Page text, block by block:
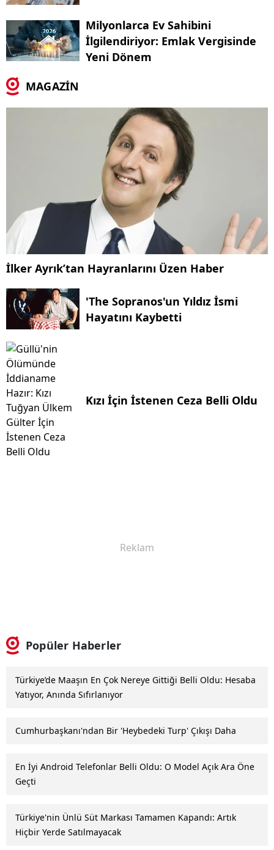
Milyonlarca Ev Sahibini
İlgilendiriyor: Emlak Vergisinde
Yeni Dönem
MAGAZİN
İlker Ayrık’tan Hayranlarını Üzen Haber
'The Sopranos'un Yıldız İsmi
Hayatını Kaybetti
Kızı İçin İstenen Ceza Belli Oldu
Popüler Haberler
Türkiye’de Maaşın En Çok Nereye Gittiği Belli Oldu: Hesaba
Yatıyor, Anında Sıfırlanıyor
Cumhurbaşkanı'ndan Bir 'Heybedeki Turp' Çıkışı Daha
En İyi Android Telefonlar Belli Oldu: O Model Açık Ara Öne
Geçti
Türkiye'nin Ünlü Süt Markası Tamamen Kapandı: Artık
Hiçbir Yerde Satılmayacak